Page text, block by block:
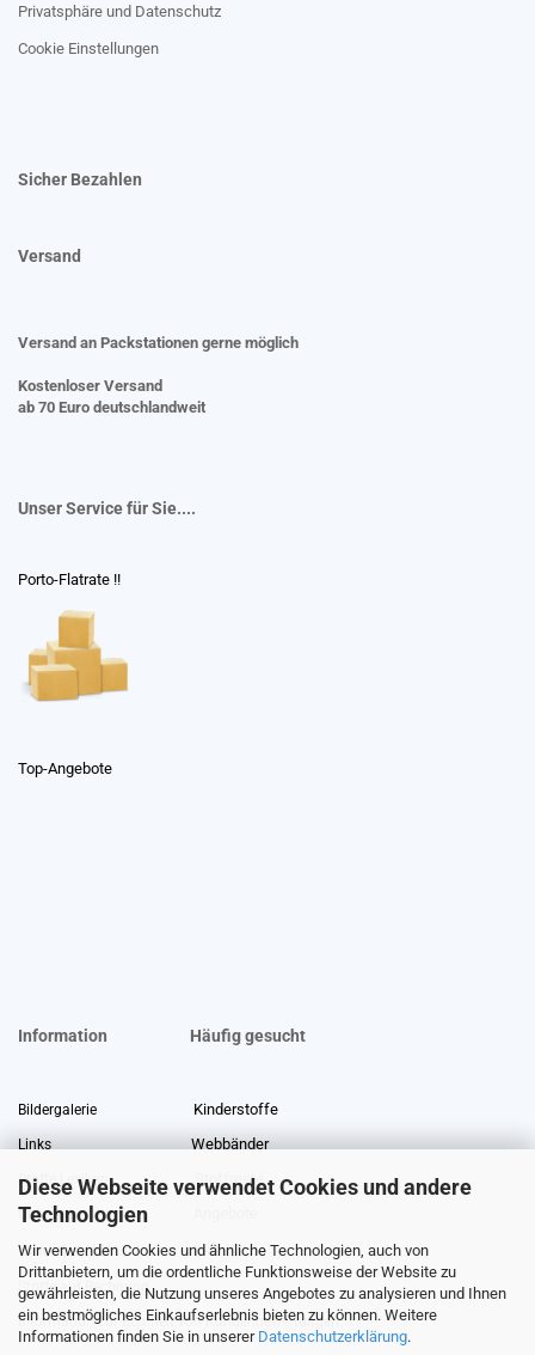
Diese Webseite verwendet Cookies und andere
Technologien
Wir verwenden Cookies und ähnliche Technologien, auch von
Drittanbietern, um die ordentliche Funktionsweise der Website zu
gewährleisten, die Nutzung unseres Angebotes zu analysieren und Ihnen
ein bestmögliches Einkaufserlebnis bieten zu können. Weitere
Informationen finden Sie in unserer Datenschutzerklärung.
Privatsphäre und Datenschutz
Cookie Einstellungen
Sicher Bezahlen
Versand
Versand an Packstationen gerne möglich
Kostenloser Versand
ab 70 Euro deutschlandweit
Unser Service für Sie....
Porto-Flatrate !!
Top-Angebote
Information Häufig gesucht
Bildergalerie Kinderstoffe
Links Webbänder
Stoffe Lexikon Stoffreste
Über uns
Gewerberabatt Meterware
Stoffe auf Rechnung
Information zur Echtheit von Kundenbewertungen